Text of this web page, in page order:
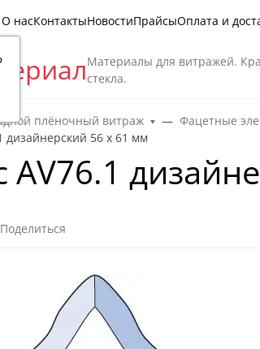
О насКонтактыНовостиПрайсыОплата и
Материалы для витражей.
стекла.
плёночный витраж Фацетные
дизайнерский 56 х 61 мм
AV76.1
Поделиться